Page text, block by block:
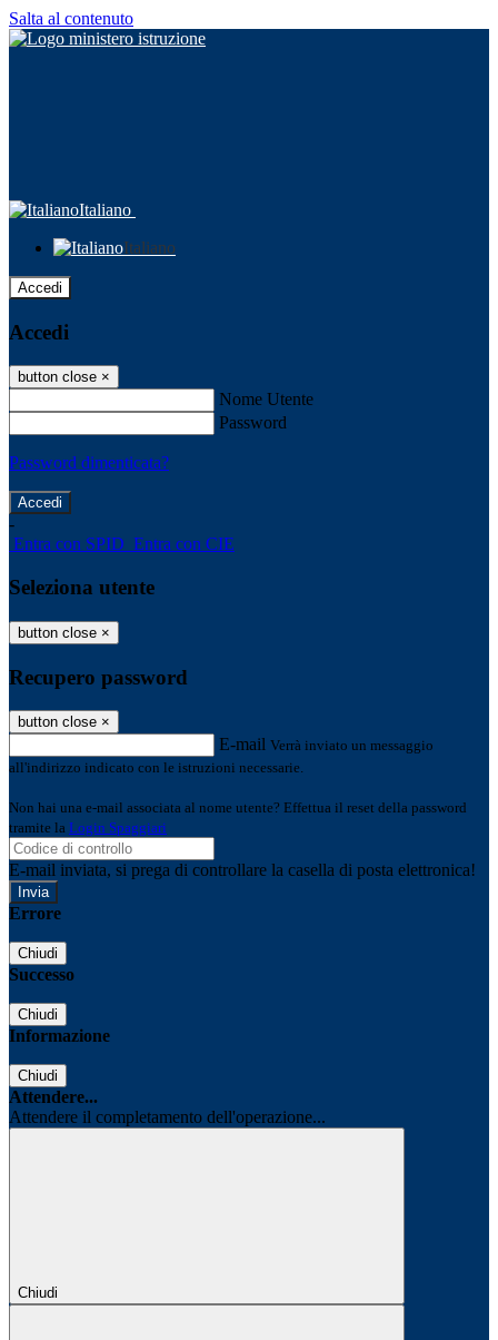
Salta al contenuto
Italiano
Italiano
Accedi
Accedi
button close ×
Nome Utente
Password
Password dimenticata?
-
Entra con SPID Entra con CIE
Seleziona utente
button close ×
Recupero password
button close ×
E-mail Verrà inviato un messaggio
all'indirizzo indicato con le istruzioni necessarie.
Non hai una e-mail associata al nome utente? Effettua il reset della password
tramite la Login Spaggiari
E-mail inviata, si prega di controllare la casella di posta elettronica!
Errore
Chiudi
Successo
Chiudi
Informazione
Chiudi
Attendere...
Attendere il completamento dell'operazione...
Chiudi